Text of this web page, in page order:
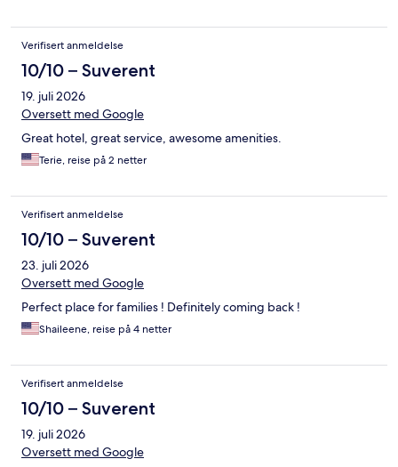
Verifisert anmeldelse
10/10 – Suverent
19. juli 2026
Oversett med Google
Great hotel, great service, awesome amenities.
Terie, reise på 2 netter
Verifisert anmeldelse
10/10 – Suverent
23. juli 2026
Oversett med Google
Perfect place for families ! Definitely coming back !
Shaileene, reise på 4 netter
Verifisert anmeldelse
10/10 – Suverent
19. juli 2026
Oversett med Google